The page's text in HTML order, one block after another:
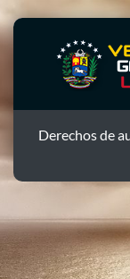
Derechos de